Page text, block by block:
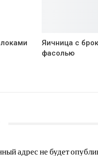
Яичница с
фасолью
адрес не будет